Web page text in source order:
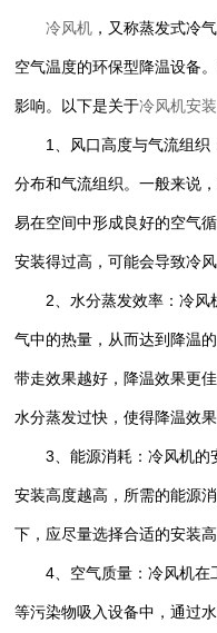
冷风机 ，又称蒸发式冷
空气温度的环保型降温设备
影响。以下是关于冷风机安装
1、风口高度与气流组织
分布和气流组织。一般来说
易在空间中形成良好的空气
安装得过高，可能会导致冷
2、水分蒸发效率：冷
气中的热量，从而达到降温
带走效果越好，降温效果更
水分蒸发过快，使得降温效果
3、能源消耗：冷风机的
安装高度越高，所需的能源
下，应尽量选择合适的安装
4、空气质量：冷风机
等污染物吸入设备中，通过